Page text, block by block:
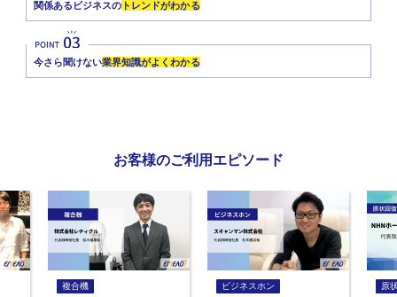
関係あるビジネスの トレンドがわかる
今さら聞けない業界知識がよくわかる
お客様のご利用エピソード
複合機 ビジネスホン 原